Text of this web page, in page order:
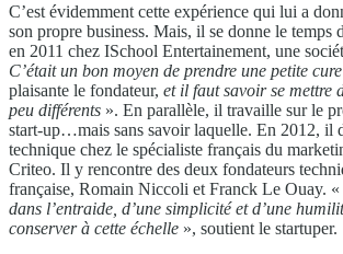
C’est évidemment cette expérience qui lui a
son propre business. Mais, il se donne le temps
en 2011 chez ISchool Entertainement, une
C’était un bon moyen de prendre une petite
plaisante le fondateur, et il faut savoir se mettre
peu différents ». En parallèle, il travaille sur le
start-up…mais sans savoir laquelle. En 2012, il
technique chez le spécialiste français du
Criteo. Il y rencontre des deux fondateurs
française, Romain Niccoli et Franck Le Ouay. «
dans l’entraide, d’une simplicité et d’une
conserver à cette échelle », soutient le startuper.